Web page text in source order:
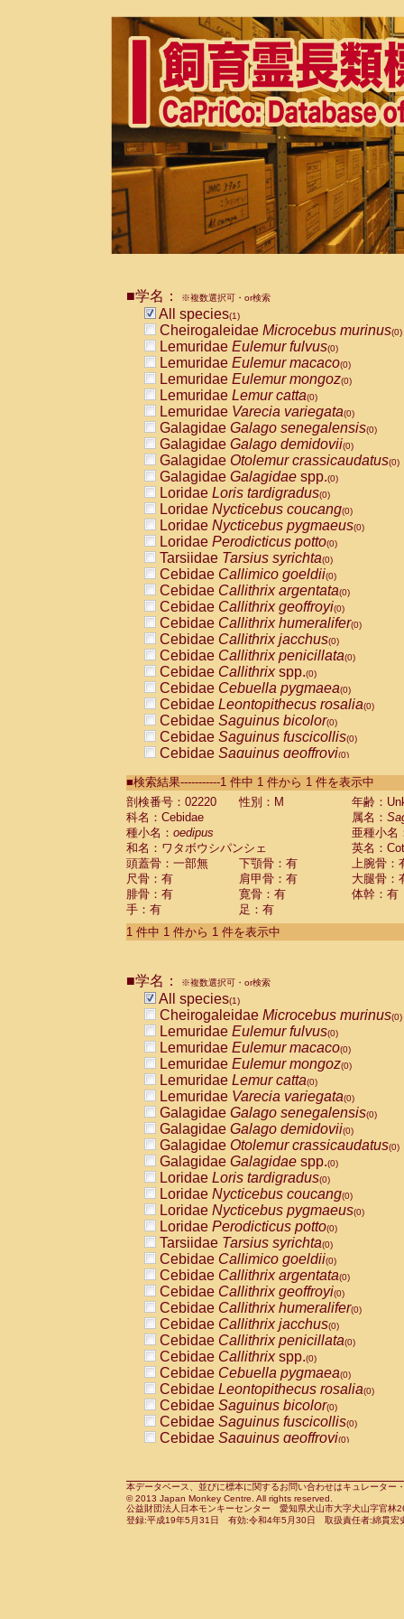
■学名： ※複数選択可・or検索
All species(1)
Cheirogaleidae Microcebus murinus(0)
Lemuridae Eulemur fulvus(0)
Lemuridae Eulemur macaco(0)
Lemuridae Eulemur mongoz(0)
Lemuridae Lemur catta(0)
Lemuridae Varecia variegata(0)
Galagidae Galago senegalensis(0)
Galagidae Galago demidovii(0)
Galagidae Otolemur crassicaudatus(0)
Galagidae Galagidae spp.(0)
Loridae Loris tardigradus(0)
Loridae Nycticebus coucang(0)
Loridae Nycticebus pygmaeus(0)
Loridae Perodicticus potto(0)
Tarsiidae Tarsius syrichta(0)
Cebidae Callimico goeldii(0)
Cebidae Callithrix argentata(0)
Cebidae Callithrix geoffroyi(0)
Cebidae Callithrix humeralifer(0)
Cebidae Callithrix jacchus(0)
Cebidae Callithrix penicillata(0)
Cebidae Callithrixspp.(0)
Cebidae Cebuella pygmaea(0)
Cebidae Leontopithecus rosalia(0)
Cebidae Saguinus bicolor(0)
Cebidae Saguinus fuscicollis(0)
Cebidae Saguinus geoffroyi(0)
CebidaeSaguinus labiatus(0)
Cebidae Saguinus leucopus (0)
Cebidae
Cebidae
CebidaeSaguinus nigricollis (0)
Cebidae Saguinus oedipus
Cebidae Saguinus weddelli
Cebidae Saguinusspp.
Cebidae Aotus trivirgatus
Cebidae Cebus albifrons
CebidaeCebus nigrivittatus
CebidaeCebus
CebidaeSaimiri boliviensis(0)
CebidaeSaimiri sciureus(0)
AtelidaeAlouatta caraya(0)
AtelidaeAlouatta fusca(0)
AtelidaeAlouatta seniculus
AtelidaeAlouattaspp.(0)
AtelidaeAteles belzebuth(0)
AtelidaeAteles geoffroyi(0)
AtelidaeAteles paniscus(0)
AtelidaeAtelesspp.(0)
Atelidae Lagothrix lagothricha
AtelidaeLagothrix lagothricha cana
PitheciidaeCacajao calvus
PitheciidaeCallicebus cupreus
PitheciidaeCallicebus donacophilus
PitheciidaeCallicebus moloch
PitheciidaeCallicebus torquatus
PitheciidaeCallicebusspp.(0)
PitheciidaeChiropotes satanas(0)
PitheciidaePithecia monachus
PitheciidaePithecia pithecia(0)
CercopithecidaeCercocebus agilis
CercopithecidaeCercocebus
CercopithecidaeCercocebus
CercopithecidaeCercocebus
CercopithecidaeCercocebus
CercopithecidaeCercocebushybrid
CercopithecidaePapio anubis(0)
CercopithecidaePapio cynocephalus
CercopithecidaePapio hamadryas(0)
■検索結果-----------1 件中 1 件から 1 件を表示中
剖検番号：02220
性別：M
年齢：
科名：Cebidae
属名：
種小名： oedipus
亜種小名
和名：ワタボウシパンシェ
英名：
頭蓋骨：一部無
下顎骨：有
上腕骨：
尺骨：有
肩甲骨：有
大腿骨：
腓骨：有
寛骨：有
体幹：有
手：有
足：有
1 件中 1 件から 1 件を表示中
■学名： ※複数選択可・or検索
All species(1)
Cheirogaleidae Microcebus murinus(0)
Lemuridae Eulemur fulvus(0)
Lemuridae Eulemur macaco(0)
Lemuridae Eulemur mongoz(0)
Lemuridae Lemur catta(0)
Lemuridae Varecia variegata(0)
Galagidae Galago senegalensis(0)
Galagidae Galago demidovii(0)
Galagidae Otolemur crassicaudatus(0)
Galagidae Galagidae spp.(0)
Loridae Loris tardigradus(0)
Loridae Nycticebus coucang(0)
Loridae Nycticebus pygmaeus(0)
Loridae Perodicticus potto(0)
Tarsiidae Tarsius syrichta(0)
Cebidae Callimico goeldii(0)
Cebidae Callithrix argentata(0)
Cebidae Callithrix geoffroyi(0)
Cebidae Callithrix humeralifer(0)
Cebidae Callithrix jacchus(0)
Cebidae Callithrix penicillata(0)
Cebidae Callithrixspp.(0)
Cebidae Cebuella pygmaea(0)
Cebidae Leontopithecus rosalia(0)
Cebidae Saguinus bicolor(0)
Cebidae Saguinus fuscicollis(0)
Cebidae Saguinus geoffroyi(0)
CebidaeSaguinus leucopus(0)
CebidaeSaguinus midas(0)
Cebidae Saguinus mystax(0)
本データベース、並びに標本に関するお問い合わせはキュレータ
© 2013 Japan Monkey Centre. All rights reserved.
公益財団法人日本モンキーセンター 愛知県犬山市大字犬山字官
登録:平成19年5月31日 有効:令和4年5月30日 取扱責任者:綿貫宏